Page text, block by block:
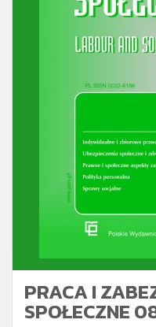
PRACA I
SPOŁECZNE